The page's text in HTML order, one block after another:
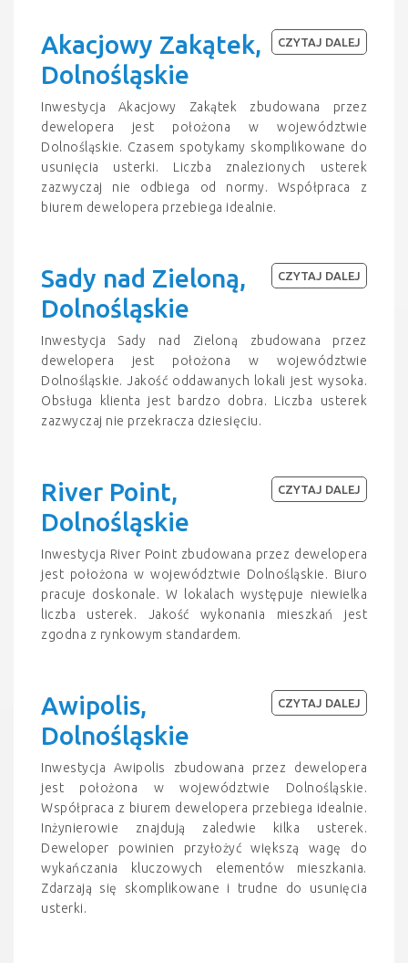
Akacjowy Zakątek,
Dolnośląskie
Inwestycja Akacjowy Zakątek zbudowana przez
dewelopera jest położona w województwie
Dolnośląskie. Czasem spotykamy skomplikowane do
usunięcia usterki. Liczba znalezionych usterek
zazwyczaj nie odbiega od normy. Współpraca z
biurem dewelopera przebiega idealnie.
CZYTAJ DALEJ
Sady nad Zieloną,
Dolnośląskie
Inwestycja Sady nad Zieloną zbudowana przez
dewelopera jest położona w województwie
Dolnośląskie. Jakość oddawanych lokali jest wysoka.
Obsługa klienta jest bardzo dobra. Liczba usterek
zazwyczaj nie przekracza dziesięciu.
CZYTAJ DALEJ
River Point,
Dolnośląskie
Inwestycja River Point zbudowana przez dewelopera
jest położona w województwie Dolnośląskie. Biuro
pracuje doskonale. W lokalach występuje niewielka
liczba usterek. Jakość wykonania mieszkań jest
zgodna z rynkowym standardem.
CZYTAJ DALEJ
Awipolis,
Dolnośląskie
Inwestycja Awipolis zbudowana przez dewelopera
jest położona w województwie Dolnośląskie.
Współpraca z biurem dewelopera przebiega idealnie.
Inżynierowie znajdują zaledwie kilka usterek.
Deweloper powinien przyłożyć większą wagę do
wykańczania kluczowych elementów mieszkania.
Zdarzają się skomplikowane i trudne do usunięcia
usterki.
CZYTAJ DALEJ